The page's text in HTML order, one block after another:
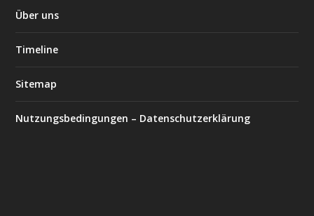
Über uns
Timeline
Sitemap
Nutzungsbedingungen – Datenschutzerklärung